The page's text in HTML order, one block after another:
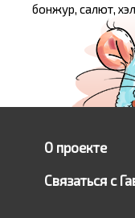
бонжур, салют,
О проекте
Связаться с